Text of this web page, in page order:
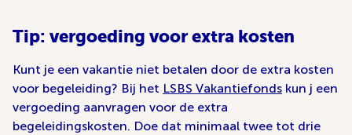
Tip: vergoeding voor extra kosten
Kunt je een vakantie niet betalen door de extra kosten
voor begeleiding? Bij het LSBS Vakantiefonds kun j een
vergoeding aanvragen voor de extra
begeleidingskosten. Doe dat minimaal twee tot drie